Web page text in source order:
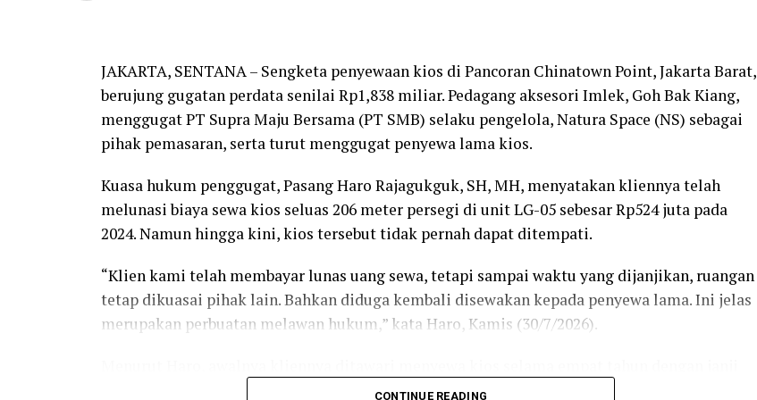
Lebih lanjut sengketa lahan yang menjadi pokok persoalan harus diselesaikan melalui jalur
hukum dan mediasi, bukan dengan aksi yang berpotensi menimbulkan konflik terbuka.
“Kami menghimbau kedua belah pihak untuk sama-sama menahan diri. Silakan
mengedepankan mediasi dan menempuh upaya – upaya hukum terkait keabsahan legalitas
tanah yang dipermasalahkan antara warga dengan PT PMC. Sebelum ada kepastian hukum
mengenai siapa yang berhak atas lahan tersebut, jangan ada tindakan yang dapat memicu
bentrokan kembali,” tegasnya.
Kapolres juga memberikan peringatan kepada pihak PT PMC agar tidak memaksakan
kegiatan di lokasi sengketa, terlebih jika melibatkan kelompok tertentu yang justru dapat
memperkeruh suasana.
ormas atau pihak-pihak lain yang dapat memperkeruh keadaan. Semua harus menunggu
JAKARTA, SENTANA – Sengketa penyewaan kios di Pancoran Chinatown Point, Jakarta Barat,
berujung gugatan perdata senilai Rp1,838 miliar. Pedagang aksesori Imlek, Goh Bak Kiang,
menggugat PT Supra Maju Bersama (PT SMB) selaku pengelola, Natura Space (NS) sebagai
pihak pemasaran, serta turut menggugat penyewa lama kios.
Kuasa hukum penggugat, Pasang Haro Rajagukguk, SH, MH, menyatakan kliennya telah
melunasi biaya sewa kios seluas 206 meter persegi di unit LG-05 sebesar Rp524 juta pada
2024. Namun hingga kini, kios tersebut tidak pernah dapat ditempati.
“Klien kami telah membayar lunas uang sewa, tetapi sampai waktu yang dijanjikan, ruangan
tetap dikuasai pihak lain. Bahkan diduga kembali disewakan kepada penyewa lama. Ini jelas
merupakan perbuatan melawan hukum,” kata Haro, Kamis (30/7/2026).
dapat ditempati pada akhir 2024. Setelah pembayaran dilakukan, ternyata masa sewa baru
CONTINUE READING